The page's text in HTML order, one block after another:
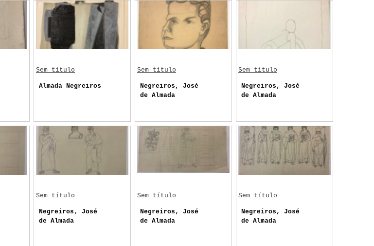
Sem título
Almada Negreiros
Sem título
Negreiros, José
de Almada
Sem título
Negreiros, José
de Almada
Sem título
Negreiros, José
de Almada
Sem título
Negreiros, José
de Almada
Sem título
Negreiros, José
de Almada